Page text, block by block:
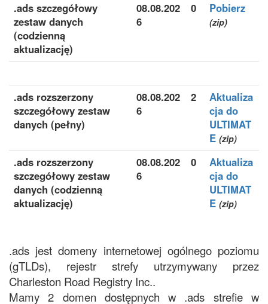
.ads szczegółowy
zestaw danych
(codzienną
aktualizację)
08.08.202
6
0 Pobierz
(zip)
.ads rozszerzony
szczegółowy zestaw
danych (pełny)
08.08.202
6
2
Aktualiza
cja do
ULTIMAT
E (zip)
.ads rozszerzony
szczegółowy zestaw
danych (codzienną
aktualizację)
08.08.202
6
0
Aktualiza
cja do
ULTIMAT
E (zip)
.ads jest domeny internetowej ogólnego poziomu
(gTLDs), rejestr strefy utrzymywany przez
Charleston Road Registry Inc..
Mamy 2 domen dostępnych w .ads strefie w